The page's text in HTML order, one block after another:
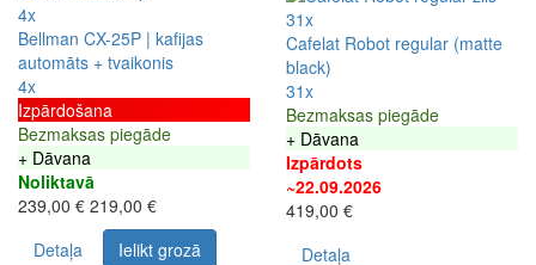
4x
Bellman CX-25P | kafijas
automāts + tvaikonis
4x
Izpārdošana
Bezmaksas piegāde
+ Dāvana
Noliktavā
239,00 € 219,00 €
Detaļa
Ielikt grozā
31x
Cafelat Robot regular (matte
black)
31x
Bezmaksas piegāde
+ Dāvana
Izpārdots
~22.09.2026
419,00 €
Detaļa